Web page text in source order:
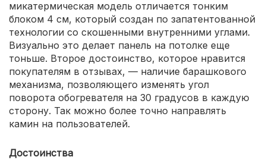
микатермическая модель отличается тонким
блоком 4 см, который создан по запатентованной
технологии со скошенными внутренними углами.
Визуально это делает панель на потолке еще
тоньше. Второе достоинство, которое нравится
покупателям в отзывах, — наличие барашкового
механизма, позволяющего изменять угол
поворота обогревателя на 30 градусов в каждую
сторону. Так можно более точно направлять
камин на пользователей.
Достоинства